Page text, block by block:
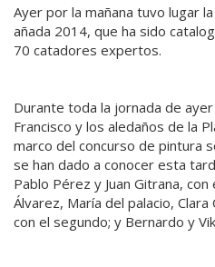
Ayer por la mañana tuvo lugar
añada 2014, que ha sido
70 catadores expertos.
Durante toda la jornada de
Francisco y los aledaños de la
marco del concurso de pintura
se han dado a conocer esta
Pablo Pérez y Juan Gitrana,
Álvarez, María del palacio,
con el segundo; y Bernardo y